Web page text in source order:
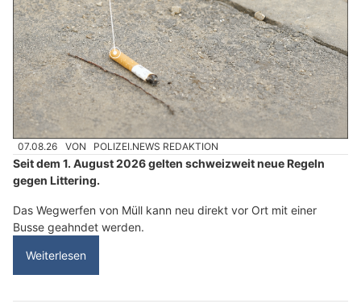
07.08.26 VON POLIZEI.NEWS REDAKTION
Seit dem 1. August 2026 gelten schweizweit neue Regeln
gegen Littering.
Das Wegwerfen von Müll kann neu direkt vor Ort mit einer
Busse geahndet werden.
Weiterlesen